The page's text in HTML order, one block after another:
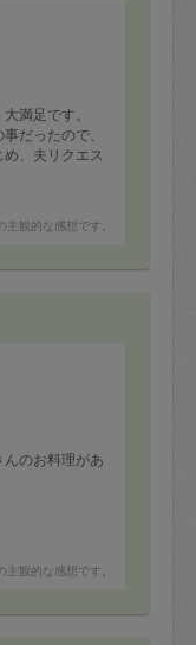
満足です。
だったので、
、夫リクエス
ず、濃すぎ
、お出汁がきい
観的な感想です。
のお料理があ
違います。
観的な感想です。